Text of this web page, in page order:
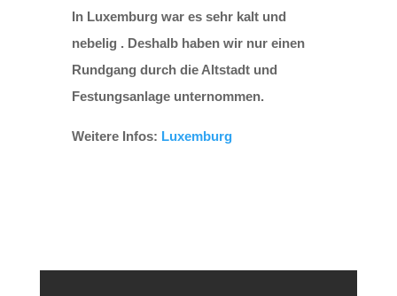
In Luxemburg war es sehr kalt und
nebelig . Deshalb haben wir nur einen
Rundgang durch die Altstadt und
Festungsanlage unternommen.
Weitere Infos: Luxemburg